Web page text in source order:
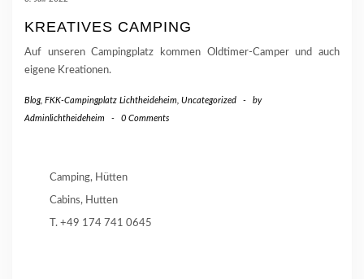
KREATIVES CAMPING
Auf unseren Campingplatz kommen Oldtimer-Camper und auch
eigene Kreationen.
Blog, FKK-Campingplatz Lichtheideheim Uncategorized -
by
Adminlichtheideheim
- 0 Comments
Camping, Hütten
Cabins, Hutten
T. +49 174 741 0645